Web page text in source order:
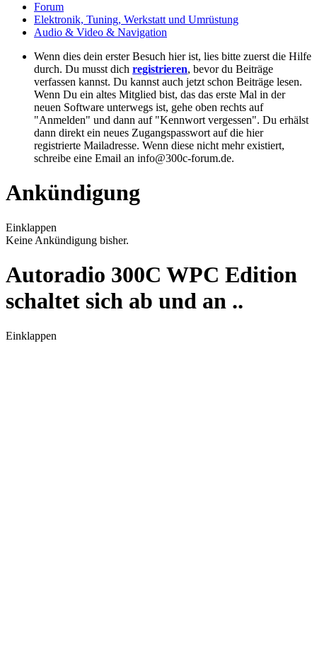
Forum
Elektronik, Tuning, Werkstatt und Umrüstung
Audio & Video & Navigation
Wenn dies dein erster Besuch hier ist, lies bitte zuerst die Hilfe
durch. Du musst dich registrieren, bevor du Beiträge
verfassen kannst. Du kannst auch jetzt schon Beiträge lesen.
Wenn Du ein altes Mitglied bist, das das erste Mal in der
neuen Software unterwegs ist, gehe oben rechts auf
"Anmelden" und dann auf "Kennwort vergessen". Du erhälst
dann direkt ein neues Zugangspasswort auf die hier
registrierte Mailadresse. Wenn diese nicht mehr existiert,
schreibe eine Email an info@300c-forum.de.
Ankündigung
Einklappen
Keine Ankündigung bisher.
Autoradio 300C WPC Edition
schaltet sich ab und an ..
Einklappen